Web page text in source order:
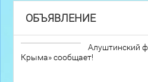
ОБЪЯВЛЕНИЕ
Алуштинский
Крыма» сообщает!